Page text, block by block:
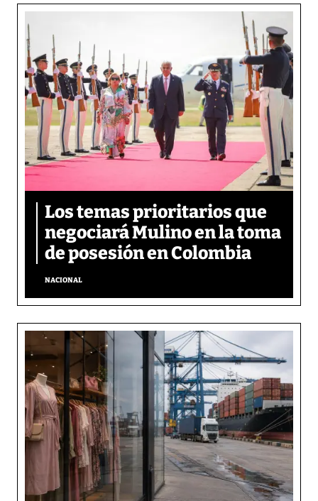
Los temas prioritarios que
negociará Mulino en la toma
de posesión en Colombia
NACIONAL